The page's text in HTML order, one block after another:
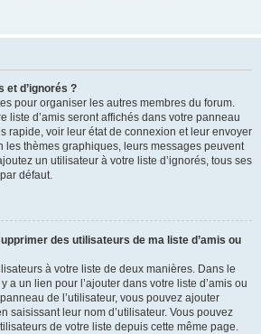
et d’ignorés ?
pour organiser les autres membres du forum.
liste d’amis seront affichés dans votre panneau
rapide, voir leur état de connexion et leur envoyer
les thèmes graphiques, leurs messages peuvent
un utilisateur à votre liste d’ignorés, tous ses
défaut.
des utilisateurs de ma liste d’amis ou
à votre liste de deux manières. Dans le
a un lien pour l’ajouter dans votre liste d’amis ou
de l’utilisateur, vous pouvez ajouter
saisissant leur nom d’utilisateur. Vous pouvez
de votre liste depuis cette même page.